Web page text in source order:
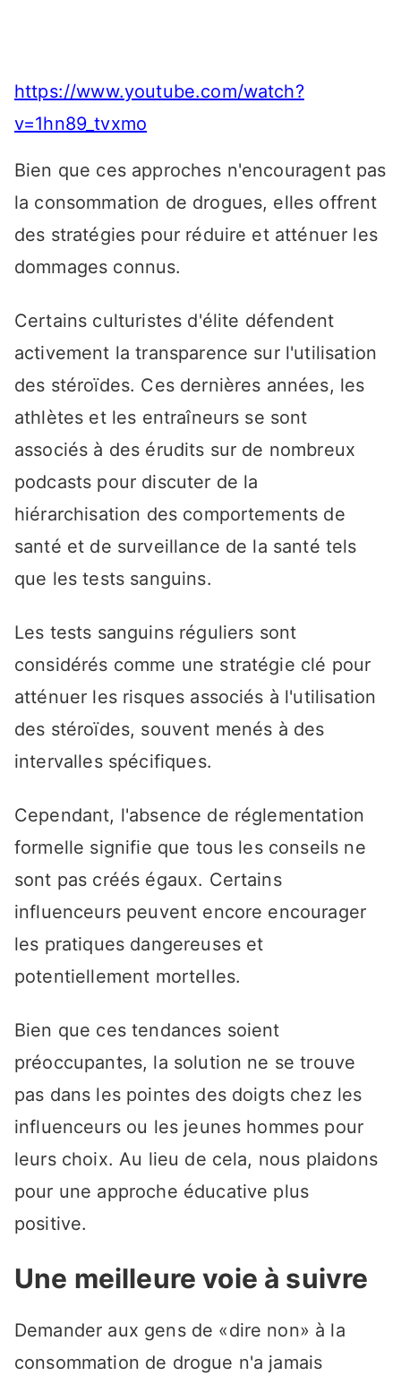
https://www.youtube.com/watch?
v=1hn89_tvxmo
Bien que ces approches n'encouragent pas
la consommation de drogues, elles offrent
des stratégies pour réduire et atténuer les
dommages connus.
Certains culturistes d'élite défendent
activement la transparence sur l'utilisation
des stéroïdes. Ces dernières années, les
athlètes et les entraîneurs se sont
associés à des érudits sur de nombreux
podcasts pour discuter de la
hiérarchisation des comportements de
santé et de surveillance de la santé tels
que les tests sanguins.
Les tests sanguins réguliers sont
considérés comme une stratégie clé pour
atténuer les risques associés à l'utilisation
des stéroïdes, souvent menés à des
intervalles spécifiques.
Cependant, l'absence de réglementation
formelle signifie que tous les conseils ne
sont pas créés égaux. Certains
influenceurs peuvent encore encourager
les pratiques dangereuses et
potentiellement mortelles.
Bien que ces tendances soient
préoccupantes, la solution ne se trouve
pas dans les pointes des doigts chez les
influenceurs ou les jeunes hommes pour
leurs choix. Au lieu de cela, nous plaidons
pour une approche éducative plus
positive.
Une meilleure voie à suivre
Demander aux gens de «dire non» à la
consommation de drogue n'a jamais